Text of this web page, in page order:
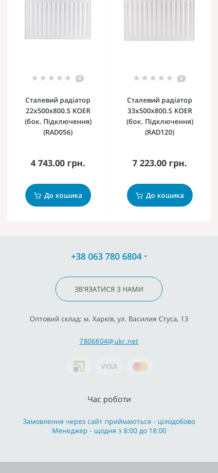
0
Сталевий радіатор
22х500х800.S KOER
(бок. Підключення)
(RAD056)
4 743.00 грн.
До кошика
0
Сталевий радіатор
33х500х800.S KOER
(бок. Підключення)
(RAD120)
7 223.00 грн.
До кошика
+38 063 780 6804
ЗВ'ЯЗАТИСЯ З НАМИ
Оптовий склад: м. Харків, ул. Василия Стуса, 13
7806804@ukr.net
Час роботи
Замовлення через сайт приймаються - цілодобово
Менеджер - щодня з 8:00 до 18:00